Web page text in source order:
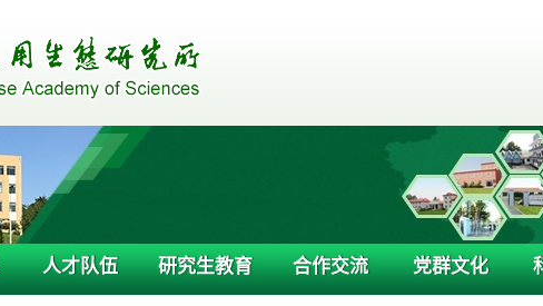
人才队伍 研究生教育 合作交流 党群文化